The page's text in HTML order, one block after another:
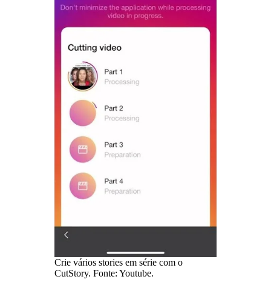
Crie vários stories em série com o
CutStory. Fonte: Youtube.